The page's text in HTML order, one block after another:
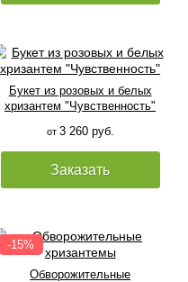
Букет из розовых и белых
хризантем "Чувственность"
от 3 260 руб.
Заказать
Обворожительные